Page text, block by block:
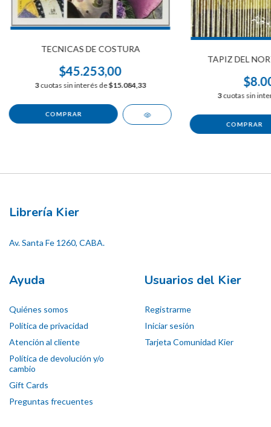
TECNICAS DE COSTURA
$45.253,00
3cuotas sin interés de$15.084,33
TAPIZ DEL
3cuotas sin
Librería Kier
Av. Santa Fe 1260, CABA.
Ayuda
Quiénes somos
Política de privacidad
Atención al cliente
Política de devolución y/o
cambio
Gift Cards
Preguntas frecuentes
Usuarios del Kier
Registrarme
Iniciar sesión
Tarjeta Comunidad Kier